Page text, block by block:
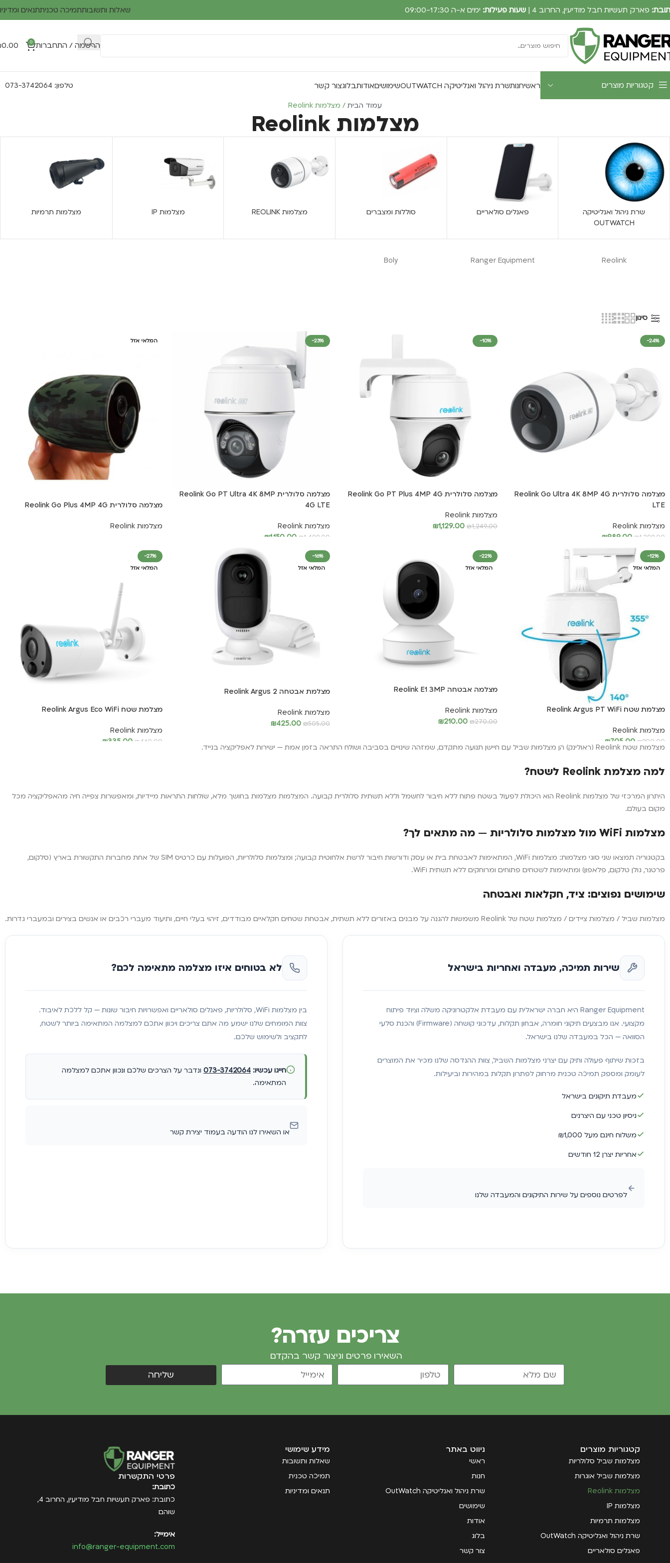
פארק תעשיות חבל מודיעין, החרוב 4 | שעות פעילות: ימים א-ה 09:00-17:30 שאלות ותשובותתמיכה טכניתתנאים
הרשמה / התחברות 0
0.00
קטגוריות מוצרים ראשיחנותשרת ניהול ואנליטיקה OUTWATCH שימושיםאודותבלוגצור קשר טלפון: 073-3742064
עמוד הבית מצלמות Reolink
מצלמות Reolink
שרת ניהול ואנליטיקה
OUTWATCH
פאנלים סולאריים סוללות ומצברים מצלמות REOLINK מצלמות IP מצלמות תרמיות
Reolink
Ranger Equipment
Boly
סינון
-24%
מצלמה סלולרית Reolink Go Ultra 4K 8MP 4G
LTE
מצלמות Reolink
₪1,299.00
₪989.00
הוספה לסל
-10%
מצלמה סלולרית Reolink Go PT Plus 4MP 4G
מצלמות Reolink
₪1,249.00
₪1,129.00
-23%
מצלמה סלולרית Reolink Go PT Ultra 4K 8MP
4G LTE
מצלמות Reolink
₪1,499.00
₪1,150.00
הוספה לסל
המלאי אזל
מצלמה סלולרית Reolink Go Plus 4MP 4G
מצלמות Reolink
-12%
המלאי אזל
מצלמת שטח Reolink Argus PT WiFi
מצלמות Reolink
₪800.00
₪705.00
-22%
המלאי אזל
מצלמה אבטחה Reolink E1 3MP
מצלמות Reolink
₪270.00
₪210.00
-16%
המלאי אזל
מצלמת אבטחה Reolink Argus 2
מצלמות Reolink
₪505.00
₪425.00
-27%
המלאי אזל
מצלמת שטח Reolink Argus Eco WiFi
מצלמות Reolink
₪ 460.00
₪335.00
מצלמות שטח Reolink (ראולינק) הן מצלמות שביל עם חיישן תנועה מתקדם, שמזהה שינויים בסביבה ושולח התראה בזמן אמת — ישירות לאפליקציה בנייד.
למה מצלמת Reolink לשטח?
היתרון המרכזי של מצלמות Reolink הוא היכולת לפעול בשטח פתוח ללא חיבור לחשמל וללא תשתית סלולרית קבועה. המצלמות מצלמות בחושך מלא, שולחות התראות מיידיות, ומאפשרות צפייה חיה מהאפליקציה מכל
מקום בעולם.
מצלמות WiFi מול מצלמות סלולריות — מה מתאים לך?
בקטגוריה תמצאו שני סוגי מצלמות: מצלמות WiFi, המתאימות לאבטחת בית או עסק ודורשות חיבור לרשת אלחוטית קבועה; ומצלמות סלולריות, הפועלות עם כרטיס SIM של אחת מחברות התקשורת בארץ (סלקום,
פרטנר, גולן טלקום, פלאפון) ומתאימות לשטחים פתוחים ומרוחקים ללא תשתית WiFi.
שימושים נפוצים: ציד, חקלאות ואבטחה
מצלמות שביל / מצלמות ציידים / מצלמות שטח של Reolink משמשות להגנה על מבנים באזורים ללא תשתית, אבטחת שטחים חקלאיים מבודדים, זיהוי בעלי חיים, ותיעוד מעברי רכבים או אנשים בצירים ובמעברי גדרות.
שירות תמיכה, מעבדה ואחריות בישראל
Ranger Equipment היא חברה ישראלית עם מעבדת אלקטרוניקה משלה וציוד פיתוח
מקצועי. אנו מבצעים תיקוני חומרה, אבחון תקלות, עדכוני קושחה (Firmware) והכנת סלעי
הסוואה — הכל במעבדה שלנו בישראל.
בזכות שיתוף פעולה ותיק עם יצרני מצלמות השביל, צוות ההנדסה שלנו מכיר את המוצרים
לעומק ומספק תמיכה טכנית מרחוק לפתרון תקלות במהירות וביעילות.
מעבדת תיקונים בישראל
ניסיון טכני עם היצרנים
משלוח חינם מעל ₪1,000
אחריות יצרן 12 חודשים
לפרטים נוספים על שירות התיקונים והמעבדה שלנו
לא בטוחים איזו מצלמה מתאימה לכם?
בין מצלמות WiFi, סלולריות, פאנלים סולאריים ואפשרויות חיבור שונות — קל ללכת לאיבוד.
צוות המומחים שלנו ישמע מה אתם צריכים ויכוון אתכם למצלמה המתאימה ביותר לשטח,
לתקציב ולשימוש שלכם.
חייגו עכשיו: 073-3742064 ונדבר על הצרכים שלכם ונכוון אתכם למצלמה
המתאימה.
או השאירו לנו הודעה בעמוד יצירת קשר
שליחה
צריכים עזרה?
השאירו פרטים וניצור קשר בהקדם
קטגוריות מוצרים
מצלמות שביל סלולריות
מצלמות שביל אוגרות
מצלמות Reolink
מצלמות IP
מצלמות תרמיות
שרת ניהול ואנליטיקה OutWatch
פאנלים סולאריים
ניווט באתר
ראשי
חנות
שרת ניהול ואנליטיקה OutWatch
שימושים
אודות
בלוג
צור קשר
מידע שימושי
שאלות ותשובות
תמיכה טכנית
תנאים ומדיניות
פרטי התקשרות
כתובת:
כתובת: פארק תעשיות חבל מודיעין, החרוב 4,
שוהם
אימייל:
info@ranger-equipment.com